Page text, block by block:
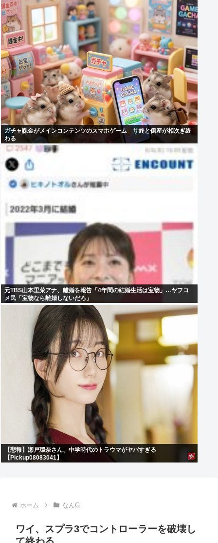
ガチャ課金がメインコンテンツのスマホゲーム サ終と倒産が相次ぎ終
わる
元TBS山本里菜アナ、離婚を報告「4年間の結婚生活は宝物」…ヤフコ
メ民「宝物なら離婚しないだろ」
【悲報】瀬戸環奈さん、中学時代のトラウマがヤバすぎる
【Pickup08083041】
ホーム なんG
ワイ、スプラ3でコントローラーを破壊し